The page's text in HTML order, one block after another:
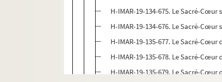
H-IMAR-19-134-675. Le Sacré-Cœur
H-IMAR-19-134-676. Le Sacré-Cœur
H-IMAR-19-135-677. Le Sacré-Cœur
H-IMAR-19-135-678. Le Sacré-Cœur
H-IMAR-19-135-679. Le Sacré-Cœur